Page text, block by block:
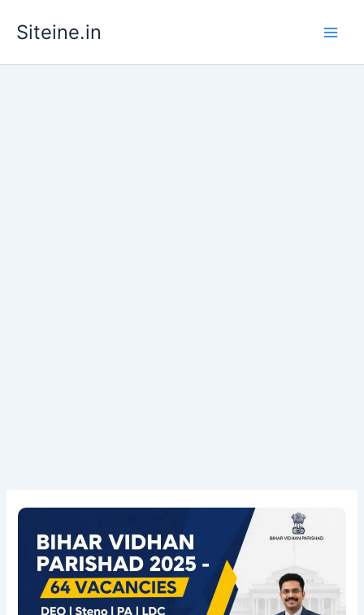
Siteine.in